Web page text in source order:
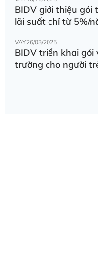
BIDV giới thiệu gói
lãi suất chỉ từ 5%/
VAY26/03/2025
BIDV triển khai
trường cho người